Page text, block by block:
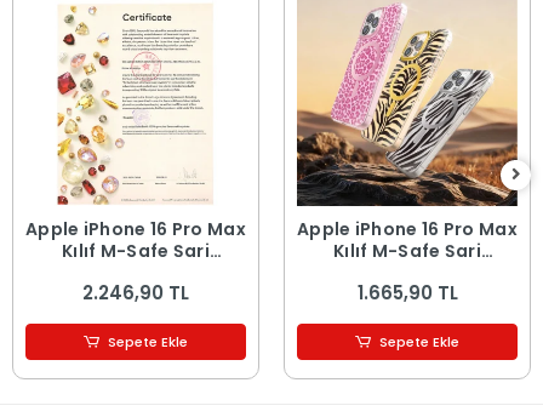
Apple iPhone 16 Pro Max
Kılıf M-Safe Şarj
Swarovski Taşlı Zore
Kapak
2.246,90 TL
Sepete Ekle
Apple iPhone 16 Pro Max
Kılıf M-Safe Şarj
Veyro TPU Kapak
1.665,90 TL
Sepete Ekle